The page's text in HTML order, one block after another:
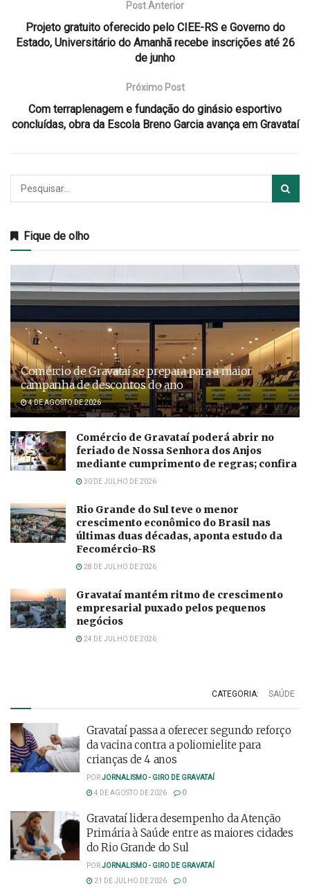
Post Anterior
Projeto gratuito oferecido pelo CIEE-RS e Governo do
Estado, Universitário do Amanhã recebe inscrições até 26
de junho
Próximo Post
Com terraplenagem e fundação do ginásio esportivo
concluídas, obra da Escola Breno Garcia avança em Gravataí
Fique de olho
Comércio de Gravataí se prepara para a maior
campanha de descontos do ano
4 DE AGOSTO DE 2026
Comércio de Gravataí poderá abrir no
feriado de Nossa Senhora dos Anjos
mediante cumprimento de regras; confira
30 DE JULHO DE 2026
Rio Grande do Sul teve o menor
crescimento econômico do Brasil nas
últimas duas décadas, aponta estudo da
Fecomércio-RS
28 DE JULHO DE 2026
Gravataí mantém ritmo de crescimento
empresarial puxado pelos pequenos
negócios
24 DE JULHO DE 2026
CATEGORIA: SAÚDE
Gravataí passa a oferecer segundo reforço
da vacina contra a poliomielite para
crianças de 4 anos
PORJORNALISMO - GIRO DE GRAVATAÍ
4 DE AGOSTO DE 2026
0
Gravataí lidera desempenho da Atenção
Primária à Saúde entre as maiores cidades
do Rio Grande do Sul
PORJORNALISMO - GIRO DE GRAVATAÍ
21 DE JULHO DE 2026
0